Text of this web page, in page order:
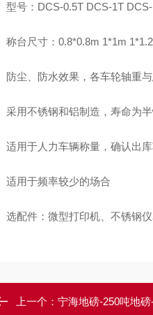
型号：DCS-0.5T DCS-1T
称台尺寸：0.8*0.8m 1*1m
防尘、防水效果，各车轮轴重
采用不锈钢和铝制造，寿命为
适用于人力车辆称量，确认出
适用于频率较少的场合
选配件：微型打印机、不锈钢
上一个： 宁海地磅-250吨地磅-象